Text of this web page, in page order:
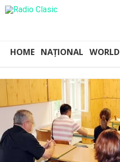
HOME NAȚIONAL WORLD